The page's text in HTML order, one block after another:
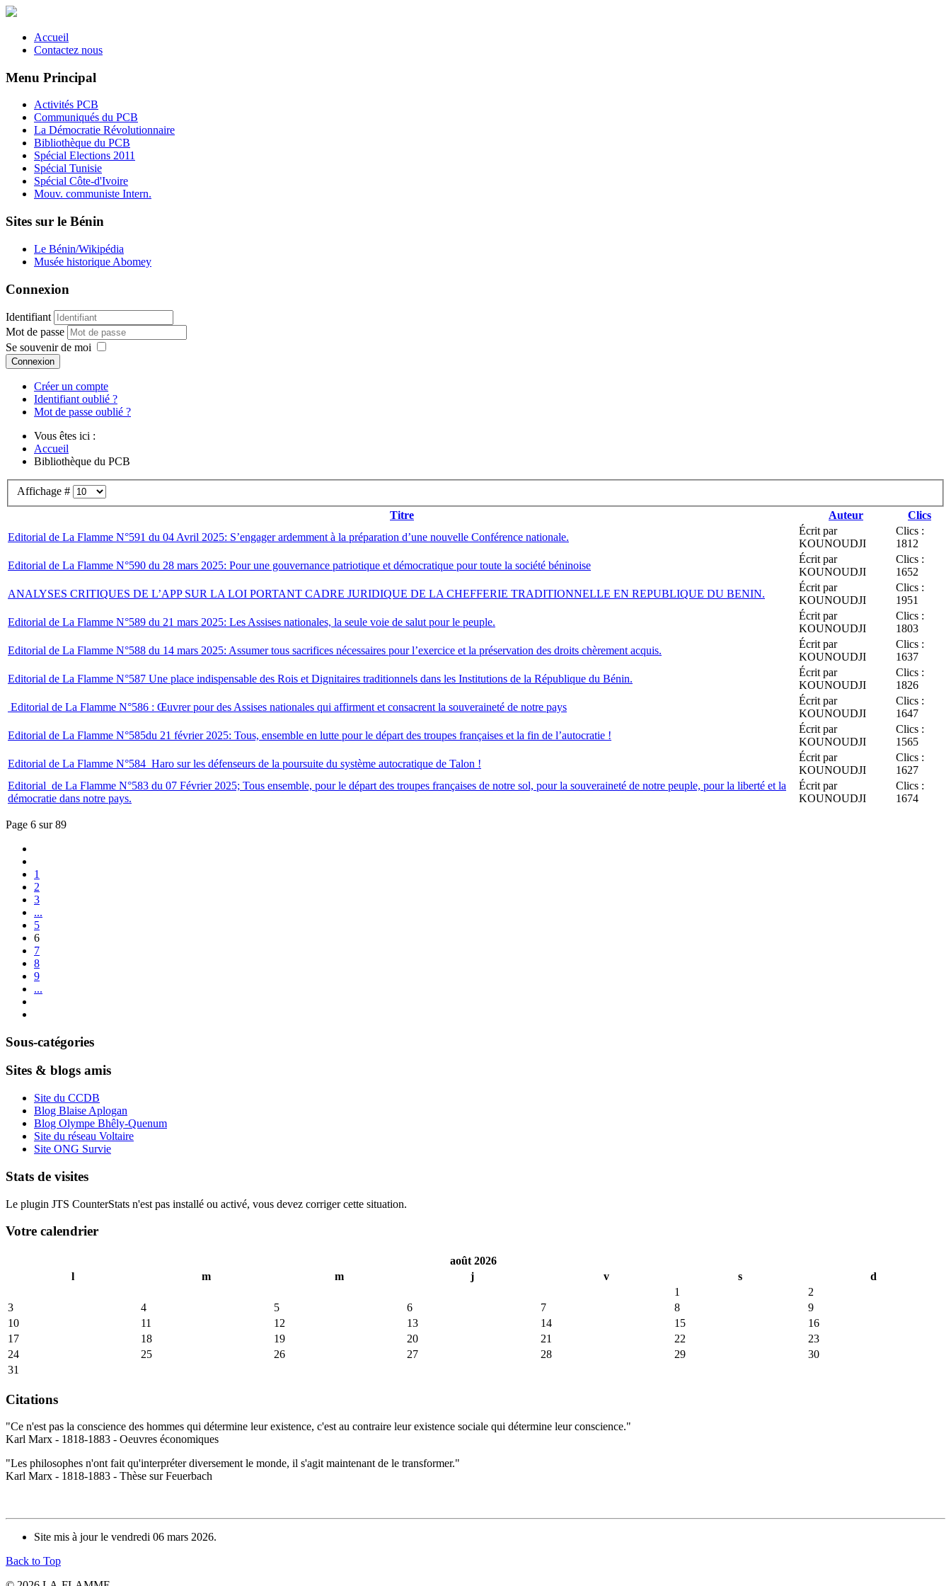
Accueil
Contactez nous
Menu Principal
Activités PCB
Communiqués du PCB
La Démocratie Révolutionnaire
Bibliothèque du PCB
Spécial Elections 2011
Spécial Tunisie
Spécial Côte-d'Ivoire
Mouv. communiste Intern.
Sites sur le Bénin
Le Bénin/Wikipédia
Musée historique Abomey
Connexion
Identifiant
Mot de passe
Se souvenir de moi
Connexion
Créer un compte
Identifiant oublié ?
Mot de passe oublié ?
Vous êtes ici :
Accueil
Bibliothèque du PCB
Affichage #
Titre
Auteur
Clics
Editorial de La Flamme N°591 du 04 Avril 2025: S’engager ardemment à la préparation d’une nouvelle Conférence nationale.
Écrit par
KOUNOUDJI
Clics :
1812
Editorial de La Flamme N°590 du 28 mars 2025: Pour une gouvernance patriotique et démocratique pour toute la société béninoise
Écrit par
KOUNOUDJI
Clics :
1652
ANALYSES CRITIQUES DE L’APP SUR LA LOI PORTANT CADRE JURIDIQUE DE LA CHEFFERIE TRADITIONNELLE EN REPUBLIQUE DU BENIN.
Écrit par
KOUNOUDJI
Clics :
1951
Editorial de La Flamme N°589 du 21 mars 2025: Les Assises nationales, la seule voie de salut pour le peuple.
Écrit par
KOUNOUDJI
Clics :
1803
Editorial de La Flamme N°588 du 14 mars 2025: Assumer tous sacrifices nécessaires pour l’exercice et la préservation des droits chèrement acquis.
Écrit par
KOUNOUDJI
Clics :
1637
Editorial de La Flamme N°587 Une place indispensable des Rois et Dignitaires traditionnels dans les Institutions de la République du Bénin.
Écrit par
KOUNOUDJI
Clics :
1826
Editorial de La Flamme N°586 : Œuvrer pour des Assises nationales qui affirment et consacrent la souveraineté de notre pays
Écrit par
KOUNOUDJI
Clics :
1647
Editorial de La Flamme N°585du 21 février 2025: Tous, ensemble en lutte pour le départ des troupes françaises et la fin de l’autocratie !
Écrit par
KOUNOUDJI
Clics :
1565
Editorial de La Flamme N°584 Haro sur les défenseurs de la poursuite du système autocratique de Talon !
Écrit par
KOUNOUDJI
Clics :
1627
Editorial de La Flamme N°583 du 07 Février 2025; Tous ensemble, pour le départ des troupes françaises de notre sol, pour la souveraineté de notre peuple, pour la liberté et la
démocratie dans notre pays.
Écrit par
KOUNOUDJI
Clics :
1674
Page 6 sur 89
1
2
3
...
5
6
7
8
9
...
Sous-catégories
Sites & blogs amis
Site du CCDB
Blog Blaise Aplogan
Blog Olympe Bhêly-Quenum
Site du réseau Voltaire
Site ONG Survie
Stats de visites
Le plugin JTS CounterStats n'est pas installé ou activé, vous devez corriger cette situation.
Votre calendrier
août 2026
l
m m j v s
d
1
2
3
4 5 6 7 8
9
10
11 12 13 14 15
16
17
18 19 20 21 22
23
24
25 26 27 28 29
30
31
Citations
"Ce n'est pas la conscience des hommes qui détermine leur existence, c'est au contraire leur existence sociale qui détermine leur conscience."
Karl Marx - 1818-1883 - Oeuvres économiques
"Les philosophes n'ont fait qu'interpréter diversement le monde, il s'agit maintenant de le transformer."
Karl Marx - 1818-1883 - Thèse sur Feuerbach
Site mis à jour le vendredi 06 mars 2026.
Back to Top